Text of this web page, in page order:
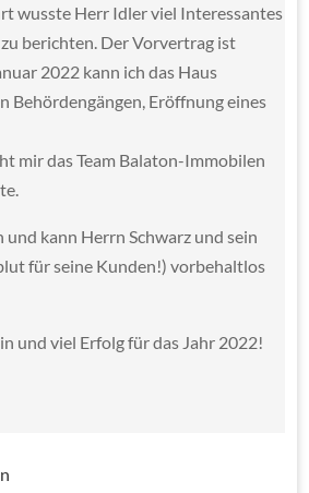
wusste Herr Idler viel Interessantes
berichten. Der Vorvertrag ist
2022 kann ich das Haus
Behördengängen, Eröffnung eines
mir das Team Balaton-Immobilen
und kann Herrn Schwarz und sein
für seine Kunden!) vorbehaltlos
und viel Erfolg für das Jahr 2022!